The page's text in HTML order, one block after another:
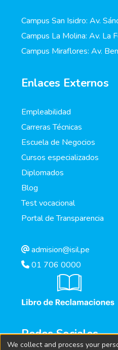
Campus San Isidro: Av.
Campus La Molina: Av. La
Campus Miraflores: Av.
Enlaces Externos
Empleabilidad
Carreras Técnicas
Escuela de Negocios
Cursos especializados
Diplomados
Blog
Test vocacional
Portal de Transparencia
admision@isil.pe
01 706 0000
Redes Sociales
We collect and process your